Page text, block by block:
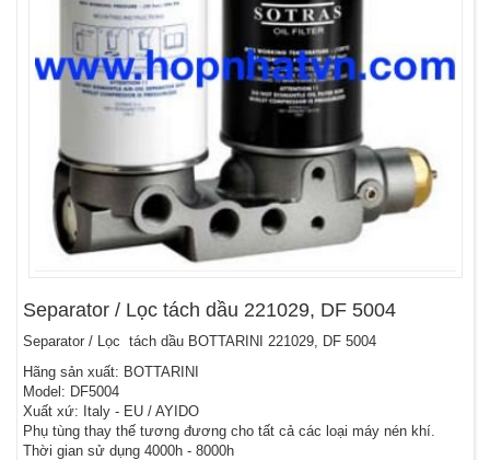
Separator / Lọc tách dầu 221029, DF 5004
Separator / Lọc tách dầu BOTTARINI 221029, DF 5004
Hãng sản xuất: BOTTARINI
Model: DF5004
Xuất xứ: Italy - EU / AYIDO
Phụ tùng thay thế tương đương cho tất cả các loại máy nén khí.
Thời gian sử dụng 4000h - 8000h